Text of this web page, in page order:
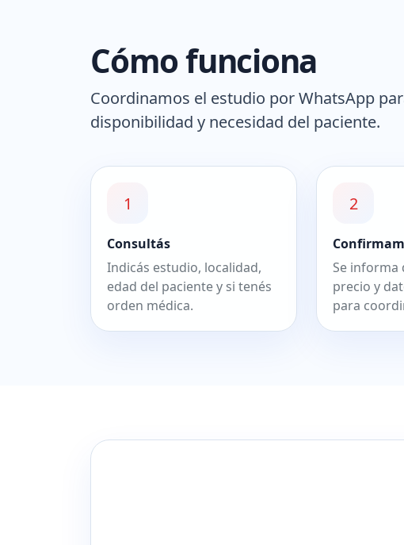
Cómo funciona
Coordinamos el estudio por WhatsApp
disponibilidad y necesidad del paciente.
1
Consultás
Indicás estudio, localidad,
edad del paciente y si tenés
orden médica.
2
Se informa
precio y
para